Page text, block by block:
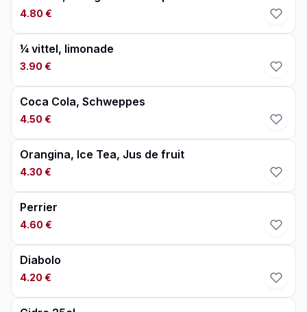
4.80 €
¼ vittel, limonade
3.90 €
Coca Cola, Schweppes
4.50 €
Orangina, Ice Tea, Jus de fruit
4.30 €
Perrier
4.60 €
Diabolo
4.20 €